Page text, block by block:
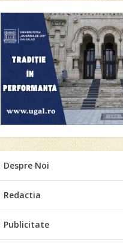
Despre Noi
Redactia
Publicitate